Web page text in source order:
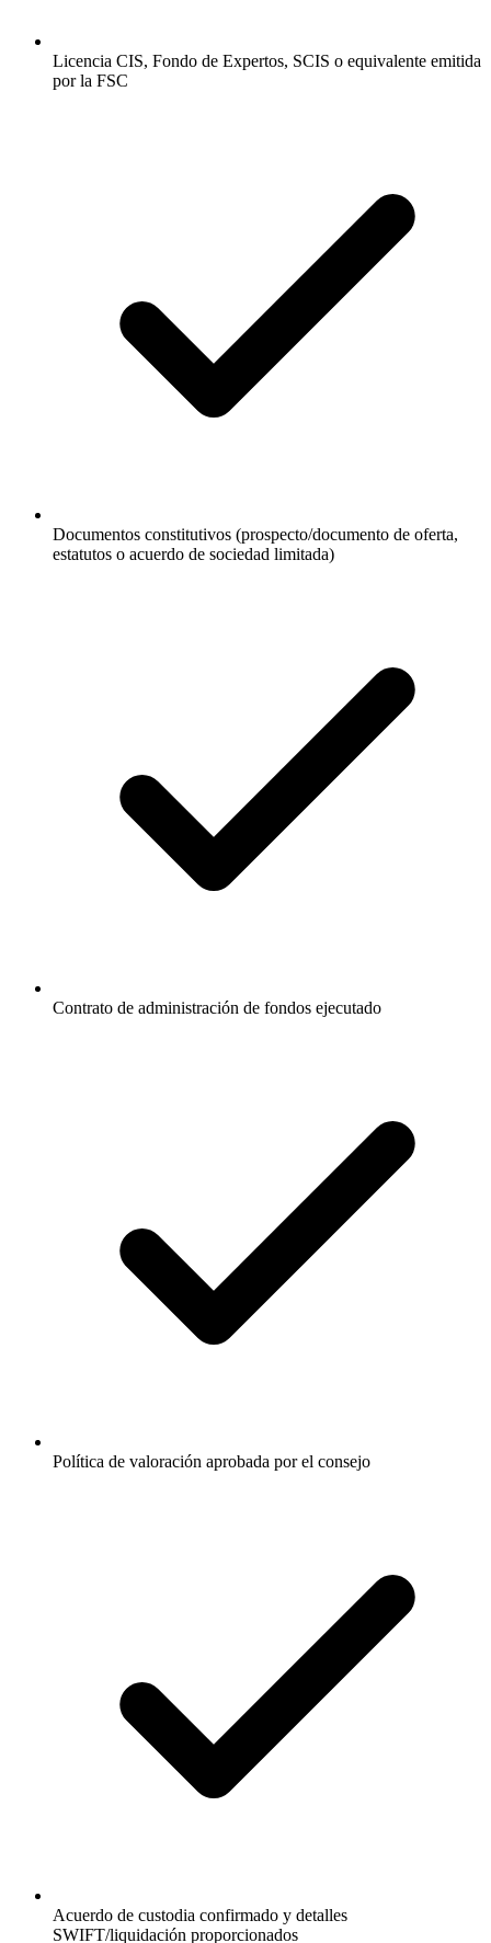
Licencia CIS, Fondo de Expertos, SCIS o equivalente emitida
por la FSC
Documentos constitutivos (prospecto/documento de oferta,
estatutos o acuerdo de sociedad limitada)
Contrato de administración de fondos ejecutado
Política de valoración aprobada por el consejo
Acuerdo de custodia confirmado y detalles
SWIFT/liquidación proporcionados